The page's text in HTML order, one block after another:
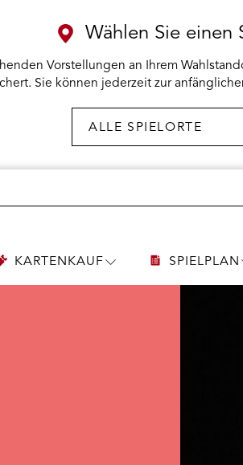
Wählen Sie einen
Vorstellungen an Ihrem
Sie können jederzeit zur
KARTENKAUF UNTERMENÜSPIELPLAN